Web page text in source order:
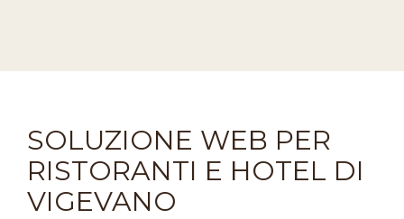
SOLUZIONE WEB PER
RISTORANTI E HOTEL DI
VIGEVANO